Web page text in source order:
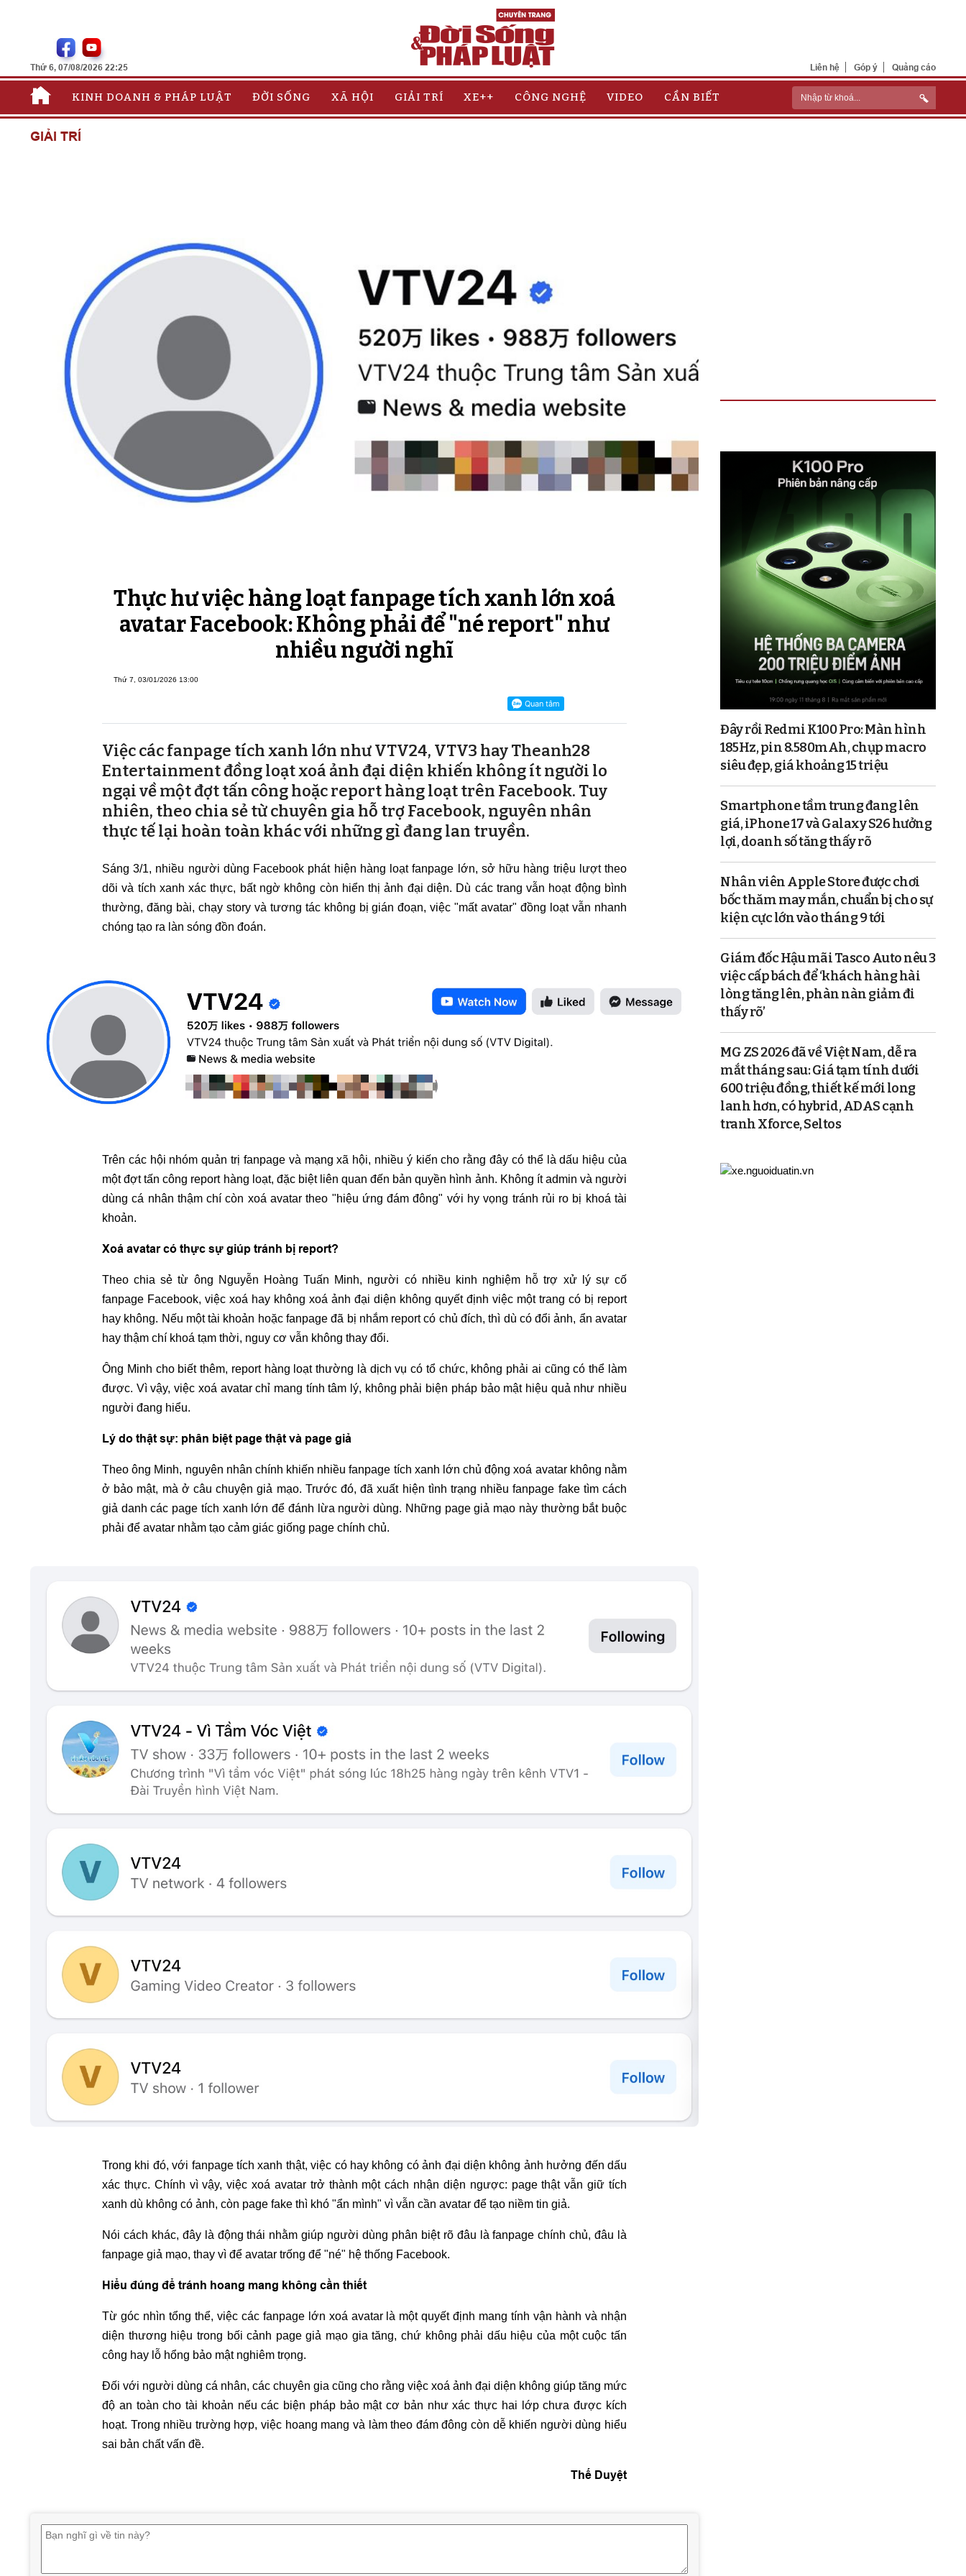
Thứ 6, 07/08/2026 22:25 Liên hệ Góp ý Quảng cáo
KINH DOANH & PHÁP LUẬT ĐỜI SỐNG XÃ HỘI GIẢI TRÍ XE++ CÔNG NGHỆ VIDEO CẦN BIẾT
GIẢI TRÍ
Thực hư việc hàng loạt fanpage tích xanh lớn xoá
avatar Facebook: Không phải để "né report" như
nhiều người nghĩ
Thứ 7, 03/01/2026 13:00
Việc các fanpage tích xanh lớn như VTV24, VTV3 hay Theanh28
Entertainment đồng loạt xoá ảnh đại diện khiến không ít người lo
ngại về một đợt tấn công hoặc report hàng loạt trên Facebook. Tuy
nhiên, theo chia sẻ từ chuyên gia hỗ trợ Facebook, nguyên nhân
thực tế lại hoàn toàn khác với những gì đang lan truyền.
Sáng 3/1, nhiều người dùng Facebook phát hiện hàng loạt fanpage lớn, sở hữu hàng triệu lượt theo
dõi và tích xanh xác thực, bất ngờ không còn hiển thị ảnh đại diện. Dù các trang vẫn hoạt động bình
thường, đăng bài, chạy story và tương tác không bị gián đoạn, việc "mất avatar" đồng loạt vẫn nhanh
chóng tạo ra làn sóng đồn đoán.
Trên các hội nhóm quản trị fanpage và mạng xã hội, nhiều ý kiến cho rằng đây có thể là dấu hiệu của
một đợt tấn công report hàng loạt, đặc biệt liên quan đến bản quyền hình ảnh. Không ít admin và người
dùng cá nhân thậm chí còn xoá avatar theo "hiệu ứng đám đông" với hy vọng tránh rủi ro bị khoá tài
khoản.
Xoá avatar có thực sự giúp tránh bị report?
Theo chia sẻ từ ông Nguyễn Hoàng Tuấn Minh, người có nhiều kinh nghiệm hỗ trợ xử lý sự cố
fanpage Facebook, việc xoá hay không xoá ảnh đại diện không quyết định việc một trang có bị report
hay không. Nếu một tài khoản hoặc fanpage đã bị nhắm report có chủ đích, thì dù có đổi ảnh, ẩn avatar
hay thậm chí khoá tạm thời, nguy cơ vẫn không thay đổi.
Ông Minh cho biết thêm, report hàng loạt thường là dịch vụ có tổ chức, không phải ai cũng có thể làm
được. Vì vậy, việc xoá avatar chỉ mang tính tâm lý, không phải biện pháp bảo mật hiệu quả như nhiều
người đang hiểu.
Lý do thật sự: phân biệt page thật và page giả
Theo ông Minh, nguyên nhân chính khiến nhiều fanpage tích xanh lớn chủ động xoá avatar không nằm
ở bảo mật, mà ở câu chuyện giả mạo. Trước đó, đã xuất hiện tình trạng nhiều fanpage fake tìm cách
giả danh các page tích xanh lớn để đánh lừa người dùng. Những page giả mạo này thường bắt buộc
phải để avatar nhằm tạo cảm giác giống page chính chủ.
Trong khi đó, với fanpage tích xanh thật, việc có hay không có ảnh đại diện không ảnh hưởng đến dấu
xác thực. Chính vì vậy, việc xoá avatar trở thành một cách nhận diện ngược: page thật vẫn giữ tích
xanh dù không có ảnh, còn page fake thì khó "ẩn mình" vì vẫn cần avatar để tạo niềm tin giả.
Nói cách khác, đây là động thái nhằm giúp người dùng phân biệt rõ đâu là fanpage chính chủ, đâu là
fanpage giả mạo, thay vì để avatar trống để "né" hệ thống Facebook.
Hiểu đúng để tránh hoang mang không cần thiết
Từ góc nhìn tổng thể, việc các fanpage lớn xoá avatar là một quyết định mang tính vận hành và nhận
diện thương hiệu trong bối cảnh page giả mạo gia tăng, chứ không phải dấu hiệu của một cuộc tấn
công hay lỗ hổng bảo mật nghiêm trọng.
Đối với người dùng cá nhân, các chuyên gia cũng cho rằng việc xoá ảnh đại diện không giúp tăng mức
độ an toàn cho tài khoản nếu các biện pháp bảo mật cơ bản như xác thực hai lớp chưa được kích
hoạt. Trong nhiều trường hợp, việc hoang mang và làm theo đám đông còn dễ khiến người dùng hiểu
sai bản chất vấn đề.
Thế Duyệt
Đây rồi Redmi K100 Pro: Màn hình
185Hz, pin 8.580mAh, chụp macro
siêu đẹp, giá khoảng 15 triệu
Smartphone tầm trung đang lên
giá, iPhone 17 và Galaxy S26 hưởng
lợi, doanh số tăng thấy rõ
Nhân viên Apple Store được chơi
bốc thăm may mắn, chuẩn bị cho sự
kiện cực lớn vào tháng 9 tới
Giám đốc Hậu mãi Tasco Auto nêu 3
việc cấp bách để ‘khách hàng hài
lòng tăng lên, phàn nàn giảm đi
thấy rõ’
MG ZS 2026 đã về Việt Nam, dễ ra
mắt tháng sau: Giá tạm tính dưới
600 triệu đồng, thiết kế mới long
lanh hơn, có hybrid, ADAS cạnh
tranh Xforce, Seltos